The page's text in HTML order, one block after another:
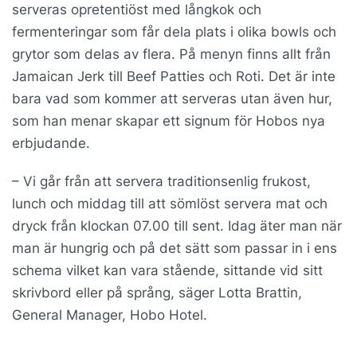
serveras opretentiöst med långkok och
fermenteringar som får dela plats i olika bowls och
grytor som delas av flera. På menyn finns allt från
Jamaican Jerk till Beef Patties och Roti. Det är inte
bara vad som kommer att serveras utan även hur,
som han menar skapar ett signum för Hobos nya
erbjudande.
– Vi går från att servera traditionsenlig frukost,
lunch och middag till att sömlöst servera mat och
dryck från klockan 07.00 till sent. Idag äter man när
man är hungrig och på det sätt som passar in i ens
schema vilket kan vara stående, sittande vid sitt
skrivbord eller på språng, säger Lotta Brattin,
General Manager, Hobo Hotel.